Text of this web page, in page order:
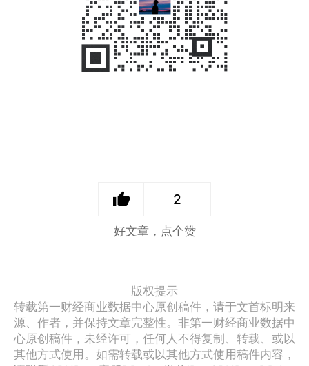
2
好文章，点个赞
版权提示
转载第一财经商业数据中心原创稿件，请于文首标明来
源、作者，并保持文章完整性。非第一财经商业数据中
心原创稿件，未经许可，任何人不得复制、转载、或以
其他方式使用。如需转载或以其他方式使用稿件内容，